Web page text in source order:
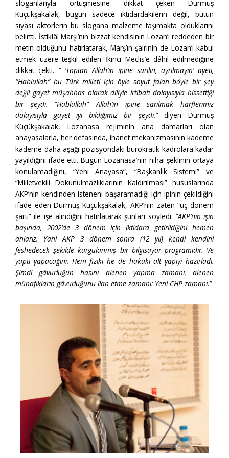
sloganlarıyla örtüşmesine dikkat çeken Durmuş
Küçükşakalak, bugün sadece iktidardakilerin değil, bütün
siyasi aktörlerin bu slogana malzeme taşımakta olduklarını
belirtti. İstiklâl Marşı’nın bizzat kendisinin Lozan’ı reddeden bir
metin olduğunu hatırlatarak, Marş’ın şairinin de Lozan’ı kabul
etmek üzere teşkil edilen İkinci Meclis’e dâhil edilmediğine
dikkat çekti. “ ‘Toptan Allah’ın ipine sarılın, ayrılmayın’ ayeti,
“Hablullah” bu Türk milleti için öyle soyut falan böyle bir şey
değil gayet müşahhas olarak diliyle irtibatı dolayısıyla hissettiği
bir şeydi. “Hablullah” Allah’ın ipine sarılmak harflerimiz
dolayısıyla gayet iyi bildiğimiz bir şeydi.”diyen Durmuş
Küçükşakalak, Lozanasa rejiminin ana damarları olan
anayasalarla, her defasında, ihanet mekanizmasının kademe
kademe daha aşağı pozisyondaki bürokratik kadrolara kadar
yayıldığını ifade etti. Bugün Lozanasa’nın nihai şeklinin ortaya
konulamadığını, “Yeni Anayasa”, “Başkanlık Sistemi” ve
“Milletvekili Dokunulmazlıklarının Kaldırılması” hususlarında
AKP’nin kendinden isteneni başaramadığı için ipinin çekildiğini
ifade eden Durmuş Küçükşakalak, AKP’nin zaten “üç dönem
şartı” ile işe alındığını hatırlatarak şunları söyledi: “AKP’nin işin
başında, 2002’de 3 dönem için iktidara getirildiğini hemen
anlarız. Yani AKP 3 dönem sonra (12 yıl) kendi kendini
feshedecek şekilde kurgulanmış bir bilgisayar programıdır. Ve
yaptı yapacağını. Hem fiziki he de hukuki alt yapıyı hazırladı.
Şimdi gâvurluğun hasını alenen yapma zamanı, alenen
münafıkların gâvurluğunu ilan etme zamanı: Yeni CHP zamanı.”